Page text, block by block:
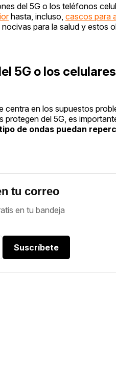
del 5G o los teléfonos
hasta, incluso, cascos para
para la salud y estos
5G o los
en los supuestos
del 5G, es
de ondas puedan
tu correo
en tu bandeja
Suscríbete